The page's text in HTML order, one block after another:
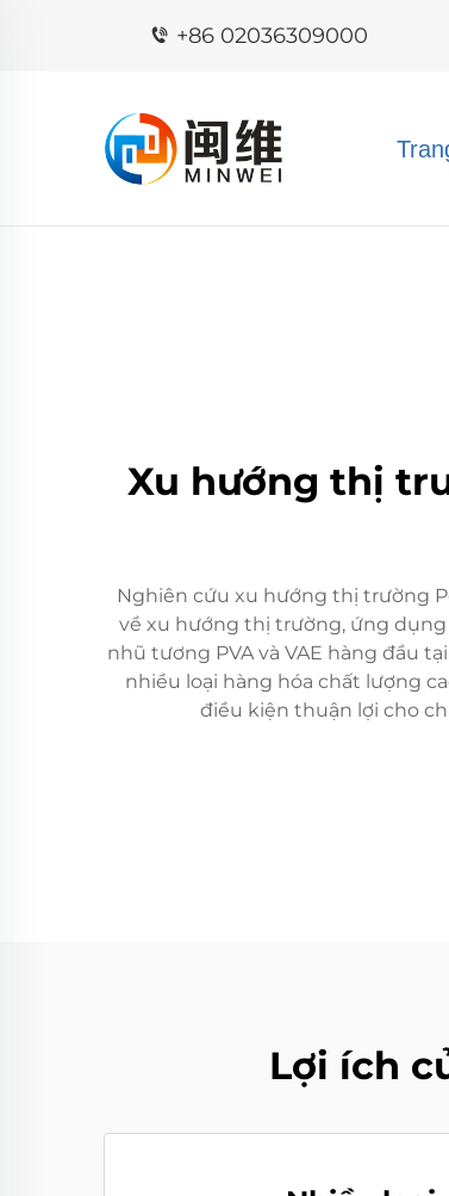
+86 02036309000
Xu hướng thị
Nghiên cứu xu hướng thị trường
về xu hướng thị trường, ứng
nhũ tương PVA và VAE hàng đầu
nhiều loại hàng hóa chất lượng
điều kiện thuận lợi cho
Lợi ích